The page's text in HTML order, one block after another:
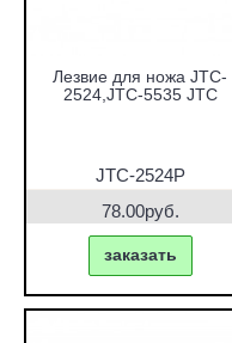
Лезвие для ножа JTC-
2524,JTC-5535 JTC
JTC-2524P
78.00руб.
заказать